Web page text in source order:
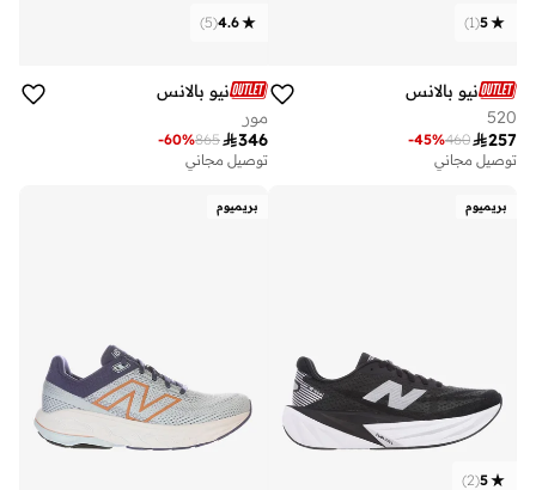
5
(
1
)
نيو بالانس
520
257
460
-45%
توصيل مجاني
4.6
(
5
)
نيو بالانس
مور
346
865
-60%
توصيل مجاني
بريميوم
5
(
2
)
بريميوم